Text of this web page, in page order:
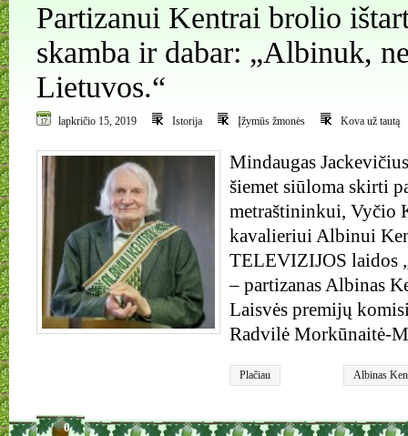
Partizanui Kentrai brolio
skamba ir dabar: „Albinuk,
Lietuvos.“
lapkričio 15, 2019 Istorija Įžymūs žmonės Kova už tautą
Mindaugas
šiemet siūloma skirti
metraštininkui, Vyčio
kavalieriui Albinui
TELEVIZIJOS laidos
– partizanas Albinas
Laisvės premijų
Radvilė Morkūnaitė-
Plačiau Albinas
0